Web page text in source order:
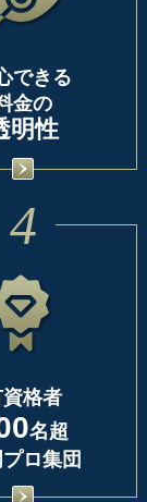
できる
金の
明性
4
格者
名超
ロ集団